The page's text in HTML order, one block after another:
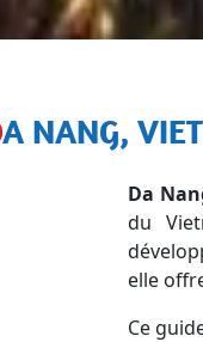
DA NANG,
Da
du
elle
Ce